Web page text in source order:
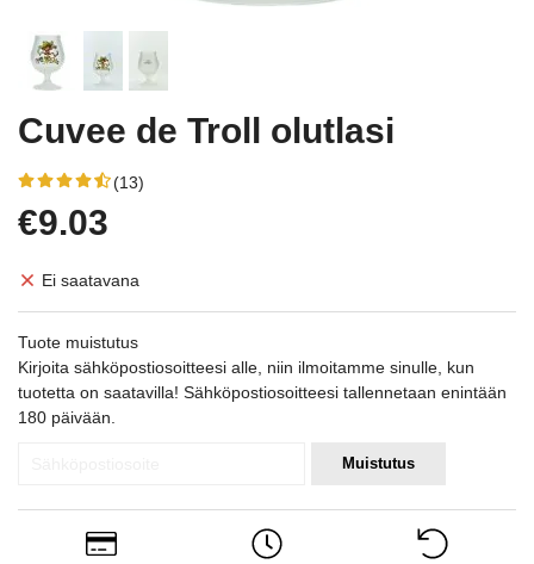
Cuvee de Troll olutlasi
(13)
€9.03
Ei saatavana
Tuote muistutus
Kirjoita sähköpostiosoitteesi alle, niin ilmoitamme sinulle, kun
tuotetta on saatavilla! Sähköpostiosoitteesi tallennetaan enintään
180 päivään.
Muistutus